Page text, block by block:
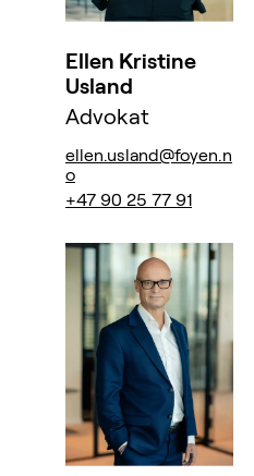
Ellen Kristine
Usland
Advokat
ellen.usland@foyen.n
o
+47 90 25 77 91